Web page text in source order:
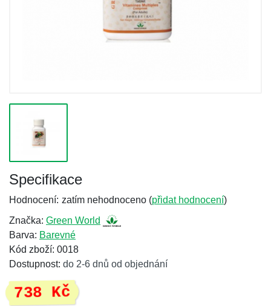
Specifikace
Hodnocení: zatím nehodnoceno (přidat hodnocení)
Značka: Green World
Barva: Barevné
Kód zboží: 0018
Dostupnost: do 2-6 dnů od objednání
738 Kč